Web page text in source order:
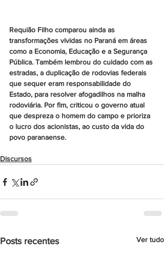
Requião Filho comparou ainda as
transformações vividas no Paraná em áreas
como a Economia, Educação e a Segurança
Pública. Também lembrou do cuidado com as
estradas, a duplicação de rodovias federais
que sequer eram responsabilidade do
Estado, para resolver afogadilhos na malha
rodoviária. Por fim, criticou o governo atual
que despreza o homem do campo e prioriza
o lucro dos acionistas, ao custo da vida do
povo paranaense.
Discursos
Posts recentes Ver tudo